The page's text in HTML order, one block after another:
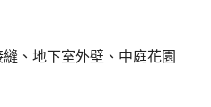
、地下室外壁、中庭花園